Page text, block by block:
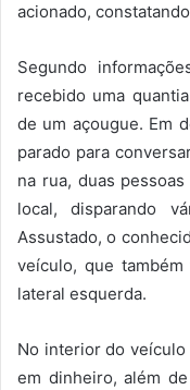
acionado,
Segundo
recebido uma
de um açougue. Em
parado para
na rua, duas
local, disparando
Assustado, o
veículo, que
lateral esquerda.
No interior do veículo
em dinheiro, além